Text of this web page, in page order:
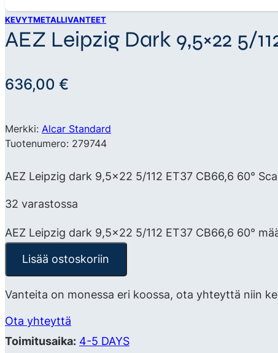
KEVYTMETALLIVANTEET
AEZ Leipzig Dark 9,5×22 5/
636,00 €
Merkki: Alcar Standard
Tuotenumero: 279744
AEZ Leipzig dark 9,5×22 5/112 ET37 CB66,6 60°
32 varastossa
AEZ Leipzig dark 9,5x22 5/112 ET37 CB66,6 60°
Lisää ostoskoriin
Vanteita on monessa eri koossa, ota yhteyttä niin
Ota yhteyttä
Toimitusaika: 4-5 DAYS